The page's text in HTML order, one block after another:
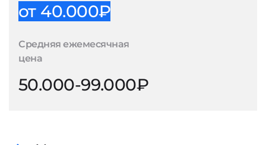
от 40.000₽
Средняя ежемесячная
цена
50.000-99.000₽